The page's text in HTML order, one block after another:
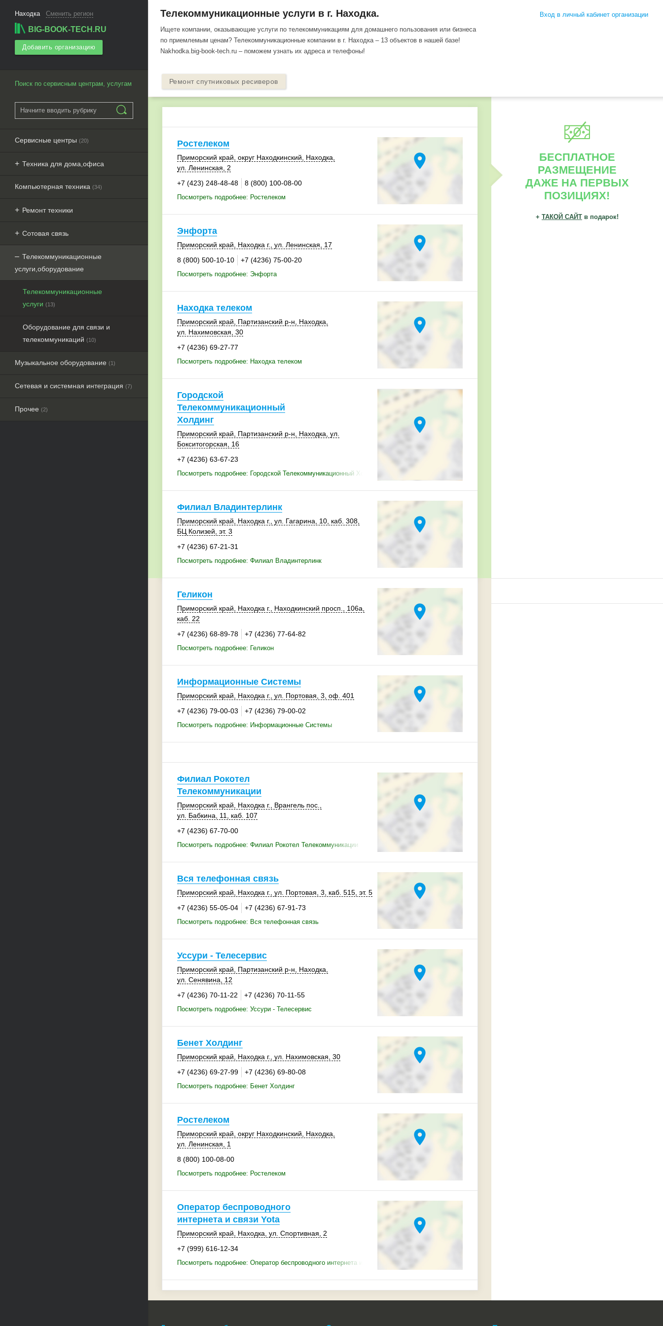
Находка Сменить регион
BIG-BOOK-TECH.RU
Добавить организацию
Поиск по сервисным центрам, услугам
Сервисные центры (20)
Техника для дома,офиса
Компьютерная техника (34)
Ремонт техники
Сотовая связь
Телекоммуникационные
услуги,оборудование
Телекоммуникационные
услуги (13)
Оборудование для связи и
телекоммуникаций (10)
Музыкальное оборудование (1)
Сетевая и системная интеграция (7)
Прочее (2)
Телекоммуникационные услуги в г. Находка.
Ищете компании, оказывающие услуги по телекоммуникациям для домашнего пользования или бизнеса
по приемлемым ценам? Телекоммуникационные компании в г. Находка – 13 объектов в нашей базе!
Nakhodka.big-book-tech.ru – поможем узнать их адреса и телефоны!
Вход в личный кабинет организации
Ремонт спутниковых ресиверов
Ростелеком
Приморский край округ Находкинский Находка
ул. Ленинская, 2
+7 (423) 248-48-48
8 (800) 100-08-00
Посмотреть подробнее: Ростелеком
location_on
Энфорта
Приморский край Находка г.
ул. Ленинская, 17
8 (800) 500-10-10
+7 (4236) 75-00-20
Посмотреть подробнее: Энфорта
location_on
Находка телеком
Приморский край Партизанский р-н Находка
ул. Нахимовская, 30
+7 (4236) 69-27-77
Посмотреть подробнее: Находка телеком
location_on
Городской
Телекоммуникационный
Холдинг
Приморский край Партизанский р-н Находка , ул.
Бокситогорская, 16
+7 (4236) 63-67-23
Посмотреть подробнее: Городской Телекоммуникационный Холдинг
location_on
Филиал Владинтерлинк
Приморский край Находка г. ул. Гагарина, 10, каб. 308,
БЦ Колизей эт. 3
+7 (4236) 67-21-31
Посмотреть подробнее: Филиал Владинтерлинк
location_on
Геликон
Приморский край Находка г. Находкинский просп. 106а
каб. 22
+7 (4236) 68-89-78
+7 (4236) 77-64-82
Посмотреть подробнее: Геликон
location_on
Информационные Системы
Приморский край Находка г. ул. Портовая, 3 оф. 401
+7 (4236) 79-00-03
+7 (4236) 79-00-02
Посмотреть подробнее: Информационные Системы
location_on
Филиал Рокотел
Телекоммуникации
Приморский край Находка г. Врангель пос.
ул. Бабкина, 11
каб. 107
+7 (4236) 67-70-00
Посмотреть подробнее: Филиал Рокотел Телекоммуникации
location_on
Вся телефонная связь
Приморский край Находка г. ул. Портовая, 3 каб. 515, эт. 5
+7 (4236) 55-05-04
+7 (4236) 67-91-73
Посмотреть подробнее: Вся телефонная связь
location_on
Уссури - Телесервис
Приморский край Партизанский р-н Находка
ул. Сенявина, 12
+7 (4236) 70-11-22
+7 (4236) 70-11-55
Посмотреть подробнее: Уссури - Телесервис
location_on
Бенет Холдинг
Приморский край Находка г.
ул. Нахимовская, 30
+7 (4236) 69-27-99
+7 (4236) 69-80-08
Посмотреть подробнее: Бенет Холдинг
location_on
Ростелеком
Приморский край округ Находкинский Находка
ул. Ленинская, 1
8 (800) 100-08-00
Посмотреть подробнее: Ростелеком
location_on
Оператор беспроводного
интернета и связи Yota
Приморский край Находка ул. Спортивная, 2
+7 (999) 616-12-34
Посмотреть подробнее: Оператор беспроводного интернета и связи Yota
location_on
БЕСПЛАТНОЕ
РАЗМЕЩЕНИЕ
ДАЖЕ НА ПЕРВЫХ
ПОЗИЦИЯХ!
+ ТАКОЙ САЙТв подарок!